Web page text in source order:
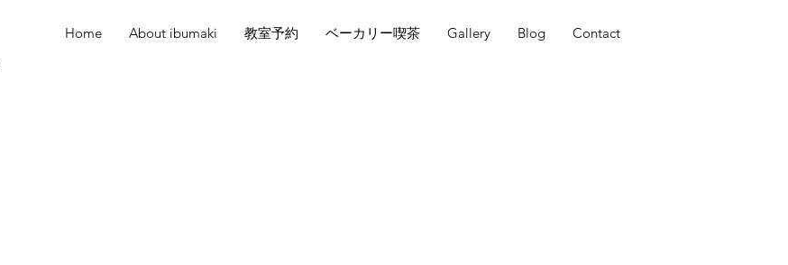
Home About ibumaki 教室予約 ベーカリー喫茶 Gallery Blog Contact